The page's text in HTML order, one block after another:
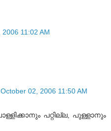
11:02 AM
October 02, 2006 11:50 AM
പറ്റില്ല, പുള്ളാനും